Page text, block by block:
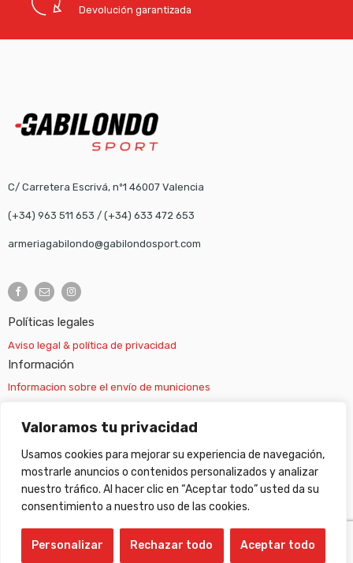
Valoramos tu privacidad
Usamos cookies para mejorar su experiencia de navegación,
mostrarle anuncios o contenidos personalizados y analizar
nuestro tráfico. Al hacer clic en “Aceptar todo” usted da su
consentimiento a nuestro uso de las cookies.
Personalizar Rechazar todo Aceptar todo
Devolución garantizada
C/ Carretera Escrivá, nº1 46007 Valencia
(+34) 963 511 653 / (+34) 633 472 653
armeriagabilondo@gabilondosport.com
Políticas legales
Aviso legal & política de privacidad
Información
Informacion sobre el envío de municiones
Información sobre el envío de armas
Cambios y devoluciones
Suscripción newsletter